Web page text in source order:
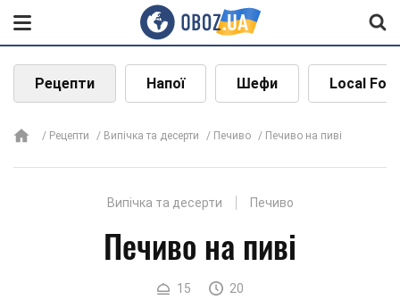
Рецепти Напої Шефи Local
Рецепти Випічка та десерти Печиво Печиво на пиві
Випічка та десерти Печиво
Печиво на пиві
15
20